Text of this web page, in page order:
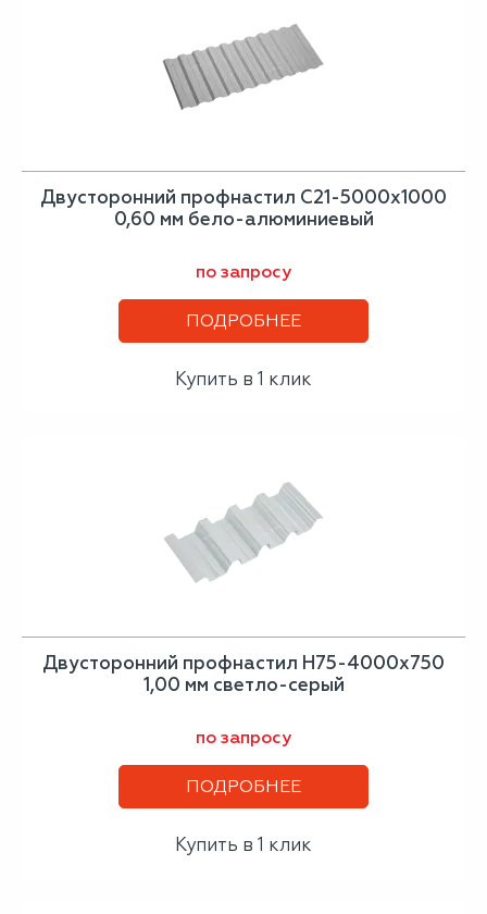
Двусторонний профнастил С21-5000х1000
0,60 мм бело-алюминиевый
по запросу
ПОДРОБНЕЕ
Купить в 1 клик
Двусторонний профнастил Н75-4000х750
1,00 мм светло-серый
по запросу
ПОДРОБНЕЕ
Купить в 1 клик